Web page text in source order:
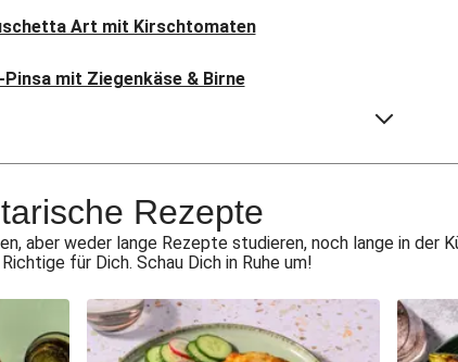
Art mit Kirschtomaten
mit Ziegenkäse & Birne
Palak Paneer in spicy Spinatcurry
mit Rahmschwammerln
Rezepte
aber weder lange Rezepte studieren, noch lange in
für Dich. Schau Dich in Ruhe um!